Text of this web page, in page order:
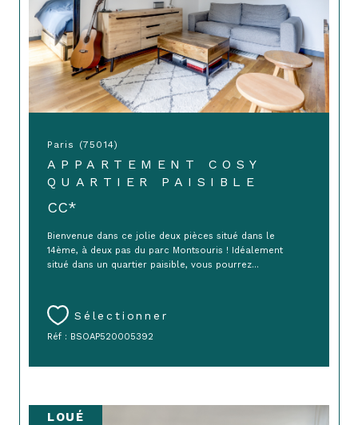
Paris (75014)
APPARTEMENT COSY
QUARTIER PAISIBLE
CC*
Bienvenue dans ce jolie deux pièces situé dans le
14ème, à deux pas du parc Montsouris ! Idéalement
situé dans un quartier paisible, vous pourrez...
Sélectionner
Réf : BSOAP520005392
LOUÉ